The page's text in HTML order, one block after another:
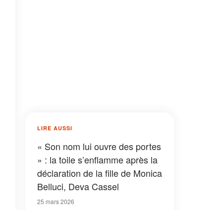
LIRE AUSSI
« Son nom lui ouvre des portes
» : la toile s’enflamme après la
déclaration de la fille de Monica
Belluci, Deva Cassel
25 mars 2026